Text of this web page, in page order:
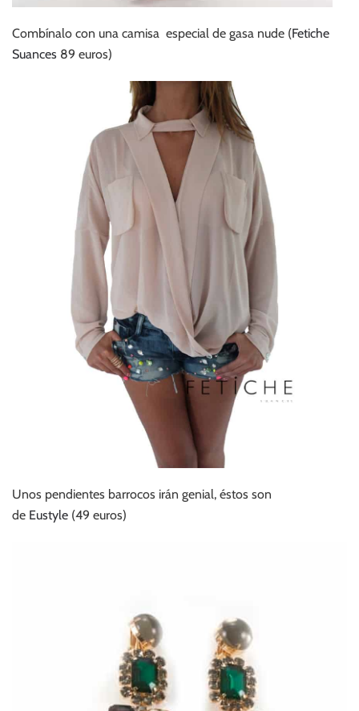
Combínalo con una camisa especial de gasa nude (Fetiche
Suances 89 euros)
Unos pendientes barrocos irán genial, éstos son
de Eustyle (49 euros)